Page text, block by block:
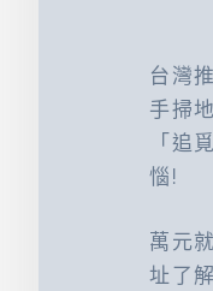
台灣
手掃
「
惱!
萬元
址了